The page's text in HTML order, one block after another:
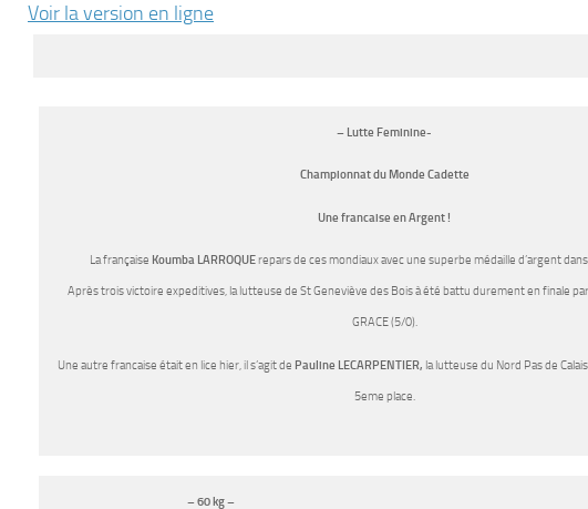
Voir la version en ligne
– Lutte Feminine-
Championnat du Monde Cadette
Une francaise en Argent !
La française Koumba LARROQUErepars de ces mondiaux avec une superbe médaille d’argent
Après trois victoire expeditives, la lutteuse de St Geneviève des Bois à été battu durement en finale
GRACE (5/0).
Une autre francaise était en lice hier, il s’agit de Pauline LECARPENTIER, la lutteuse du Nord Pas de
5eme place.
– 60 kg –